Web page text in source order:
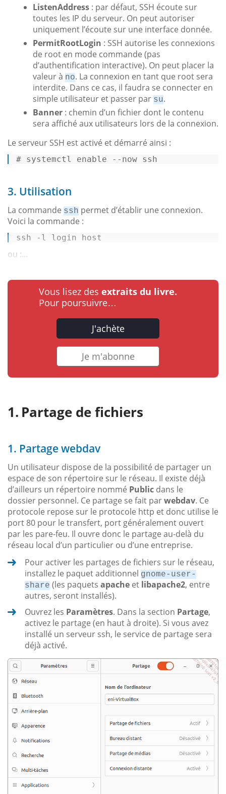
ListenAddress : par défaut, SSH écoute sur
toutes les IP du serveur. On peut autoriser
uniquement l’écoute sur une interface donnée.
PermitRootLogin : SSH autorise les connexions
de root en mode commande (pas
d’authentification interactive). On peut placer la
valeur à no. La connexion en tant que root sera
interdite. Dans ce cas, il faudra se connecter en
simple utilisateur et passer par su.
Banner : chemin d’un fichier dont le contenu
sera affiché aux utilisateurs lors de la connexion.
Le serveur SSH est activé et démarré ainsi :
# systemctl enable --now ssh
3. Utilisation
La commande ssh permet d’établir une connexion.
Voici la commande :
ssh -l login host
ou :...
Vous lisez des extraits du livre.
Pour poursuivre…
J'achète
Je m'abonne
Partage de fichiers
1. Partage webdav
Un utilisateur dispose de la possibilité de partager un
espace de son répertoire sur le réseau. Il existe déjà
d’ailleurs un répertoire nommé Public dans le
dossier personnel. Ce partage se fait parwebdav. Ce
protocole repose sur le protocole http et donc utilise le
port 80 pour le transfert, port généralement ouvert
par les pare-feu. Il ouvre donc le partage au-delà du
réseau local d’un particulier ou d’une entreprise.
Pour activer les partages de fichiers sur le réseau,
installez le paquet additionnel gnome-user-
share (les paquets apache et libapache2, entre
autres, seront installés).
Ouvrez les Paramètres. Dans la section Partage,
activez le partage (en haut à droite). Si vous avez
installé un serveur ssh, le service de partage sera
déjà activé.